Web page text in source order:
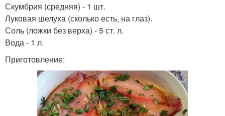
Скумбрия (средняя) - 1 шт.
Луковая шелуха (сколько есть, на глаз).
Соль (ложки без верха) - 5 ст. л.
Вода - 1 л.
Приготовление: